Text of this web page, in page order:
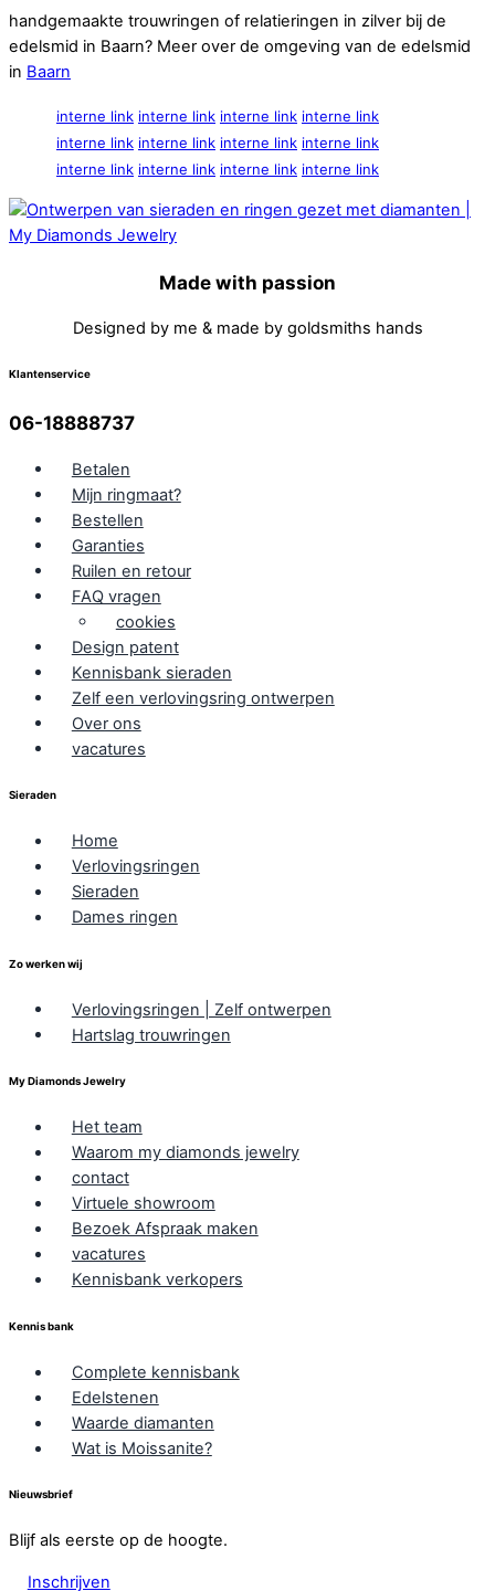
handgemaakte trouwringen of relatieringen in zilver bij de
edelsmid in Baarn? Meer over de omgeving van de edelsmid
in Baarn
interne link interne link interne link interne link
interne link interne link interne link interne link
interne link interne link interne link interne link
Made with passion
Designed by me & made by goldsmiths hands
Klantenservice
06-18888737
Betalen
Mijn ringmaat?
Bestellen
Garanties
Ruilen en retour
FAQ vragen
cookies
Design patent
Kennisbank sieraden
Zelf een verlovingsring ontwerpen
Over ons
vacatures
Sieraden
Home
Verlovingsringen
Sieraden
Dames ringen
Zo werken wij
Verlovingsringen | Zelf ontwerpen
Hartslag trouwringen
My Diamonds Jewelry
Het team
Waarom my diamonds jewelry
contact
Virtuele showroom
Bezoek Afspraak maken
vacatures
Kennisbank verkopers
Kennis bank
Complete kennisbank
Edelstenen
Waarde diamanten
Wat is Moissanite?
Nieuwsbrief
Blijf als eerste op de hoogte.
Inschrijven